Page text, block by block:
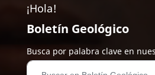
¡Hola!
Boletín Geológico
Busca por palabra clave en